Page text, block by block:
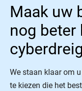
Maak uw
nog beter
We staan klaar om
te kiezen die het